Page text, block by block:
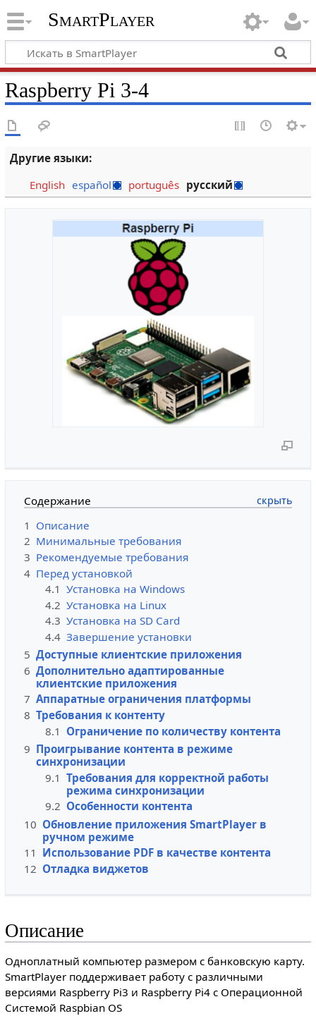
SmartPlayer
Raspberry Pi 3-4
Другие языки:
English español português русский
Содержание
1 Описание
2 Минимальные требования
3 Рекомендуемые требования
4 Перед установкой
4.1 Установка на Windows
4.2 Установка на Linux
4.3 Установка на SD Card
4.4 Завершение установки
5 Доступные клиентские приложения
6 Дополнительно адаптированные
клиентские приложения
7 Аппаратные ограничения платформы
8 Требования к контенту
8.1 Ограничение по количеству контента
9 Проигрывание контента в режиме
синхронизации
9.1 Требования для корректной работы
режима синхронизации
9.2 Особенности контента
10 Обновление приложения SmartPlayer в
ручном режиме
11 Использование PDF в качестве контента
12 Отладка виджетов
Описание
Одноплатный компьютер размером с банковскую карту.
SmartPlayer поддерживает работу с различными
версиями Raspberry Pi3 и Raspberry Pi4 с Операционной
Системой Raspbian OS